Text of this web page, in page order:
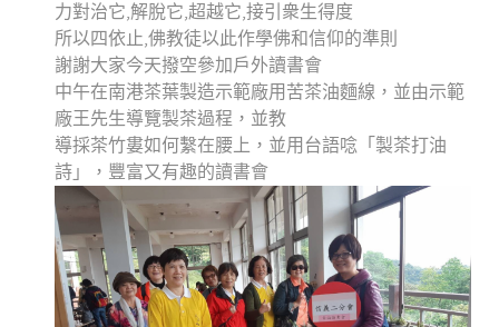
力對治它,解脫它,超越它,接引衆生得度
所以四依止,佛教徒以此作學佛和信仰的準則
謝謝大家今天撥空參加戶外讀書會
中午在南港茶葉製造示範廠用苦茶油麵線，並由示範
廠王先生導覽製茶過程，並教
導採茶竹婁如何繫在腰上，並用台語唸「製茶打油
詩」，豐富又有趣的讀書會